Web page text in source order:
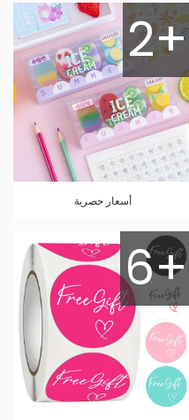
2+
أسعار حصرية
6+